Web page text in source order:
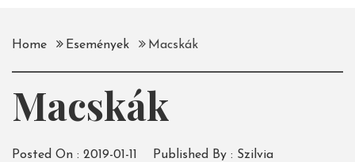
Home Események Macskák
Macskák
Posted On : 2019-01-11 Published By : Szilvia